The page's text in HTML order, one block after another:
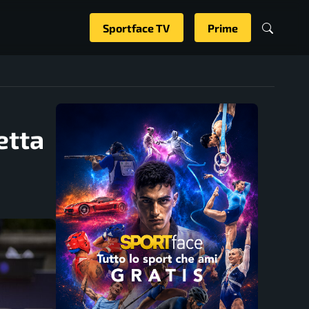
Sportface TV Prime